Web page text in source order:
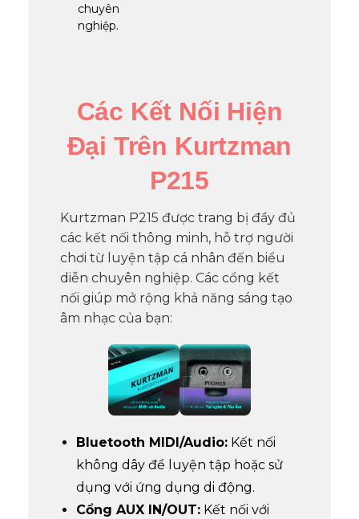
chuyên
nghiệp.
Các Kết Nối Hiện
Đại Trên Kurtzman
P215
Kurtzman P215 được trang bị đầy đủ
các kết nối thông minh, hỗ trợ người
chơi từ luyện tập cá nhân đến biểu
diễn chuyên nghiệp. Các cổng kết
nối giúp mở rộng khả năng sáng tạo
âm nhạc của bạn:
Bluetooth MIDI/Audio: Kết nối
không dây để luyện tập hoặc sử
dụng với ứng dụng di động.
Cổng AUX IN/OUT: Kết nối với